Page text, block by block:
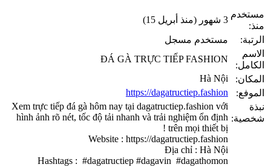
مستخدم
منذ:
3 شهور (منذ أبريل 15)
الرتبة:
مستخدم مسجل
الاسم
الكامل:
ĐÁ GÀ TRỰC TIẾP FASHION
المكان:
Hà Nội
الموفع:
https://dagatructiep.fashion
نبذة
شخصية:
Xem trực tiếp đá gà hôm nay tại dagatructiep.fashion với
hình ảnh rõ nét, tốc độ tải nhanh và trải nghiệm ổn định
trên mọi thiết bị !
Website : https://dagatructiep.fashion
Địa chỉ : Hà Nội
Hashtags : #dagatructiep #dagavin #dagathomon